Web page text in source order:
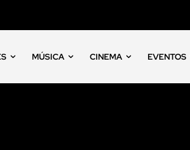
MÚSICA CINEMA EVENTOS